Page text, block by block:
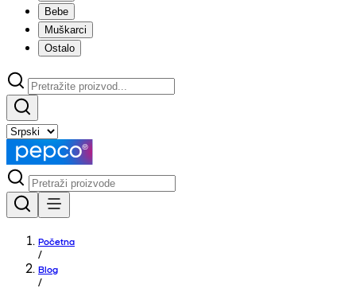
Bebe
Muškarci
Ostalo
Početna
/
Blog
/